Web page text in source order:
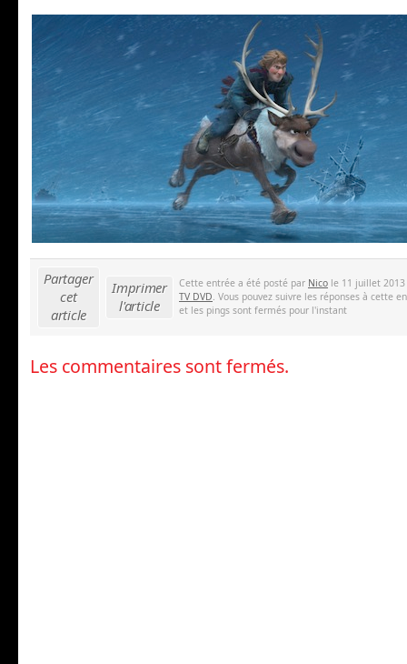
Partager
cet
article
Imprimer
l'article
Cette entrée a été posté par Nico le 11 juillet
TV DVD. Vous pouvez suivre les réponses à cette
et les pings sont fermés pour l'instant
Les commentaires sont fermés.